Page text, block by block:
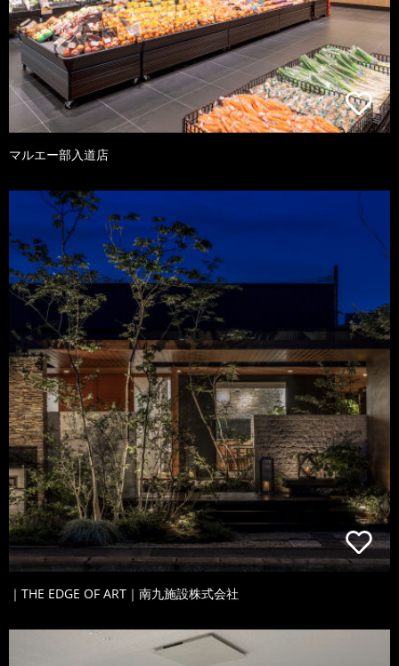
マルエー部入道店
｜THE EDGE OF ART｜南九施設株式会社